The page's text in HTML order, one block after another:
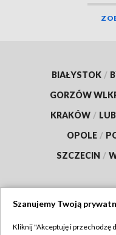
BIAŁYSTOK /
GORZÓW
KRAKÓW /
OPOLE /
SZCZECIN /
Szanujemy Twoją
Kliknij "Akceptuję i przechodzę